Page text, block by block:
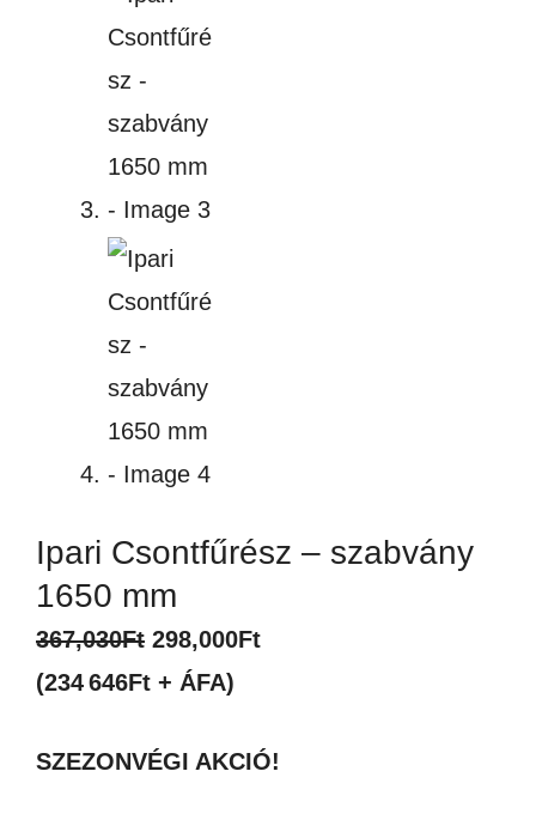
Ipari Csontfűrész – szabvány
1650 mm
367,030Ft Original
price
367,030Ft.
298,000FtCurrent
298,000Ft.
(234 646Ft + ÁFA)
SZEZONVÉGI AKCIÓ!